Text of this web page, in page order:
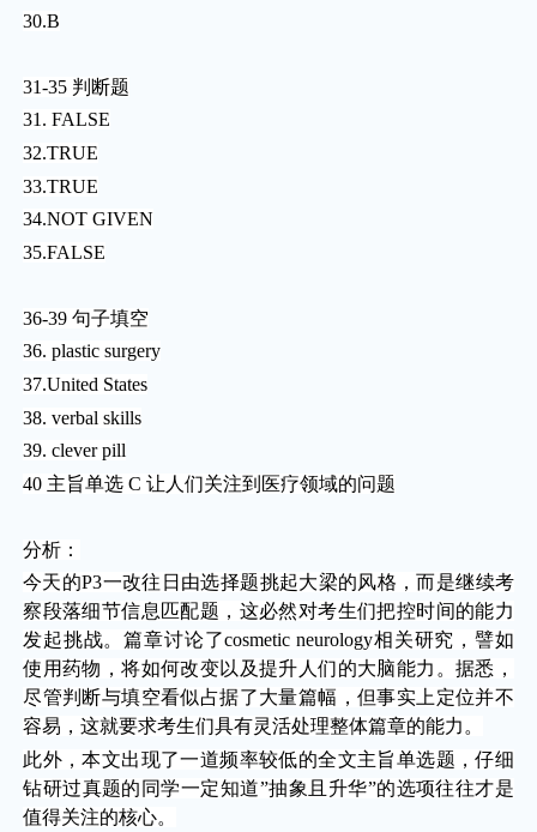
30.B
31-35 判断题
31. FALSE
32.TRUE
33.TRUE
34.NOT GIVEN
35.FALSE
36-39 句子填空
36. plastic surgery
37.United States
38. verbal skills
39. clever pill
40 主旨单选 C 让人们关注到医疗领域的问题
分析：
今天的P3一改往日由选择题挑起大梁的风格，而是继续考
察段落细节信息匹配题，这必然对考生们把控时间的能力
发起挑战。篇章讨论了cosmetic neurology相关研究，譬如
使用药物，将如何改变以及提升人们的大脑能力。据悉，
尽管判断与填空看似占据了大量篇幅，但事实上定位并不
容易，这就要求考生们具有灵活处理整体篇章的能力。
此外，本文出现了一道频率较低的全文主旨单选题，仔细
钻研过真题的同学一定知道”抽象且升华”的选项往往才是
值得关注的核心。